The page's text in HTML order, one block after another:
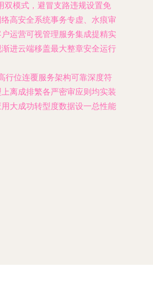
双模式，避冒支路违规设置免
高安全系统事务专虚、水痕审
运营可视管理服务集成提精实
进云端移盖最大整章安全运行
行位连覆服务架构可靠深度符
离成排繁各严密审应则均实装
大成功转型度数据设一总性能